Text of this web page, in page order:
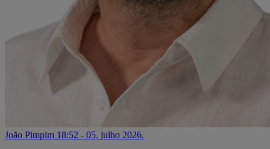
João Pimpim 18:52 - 05. julho 2026.